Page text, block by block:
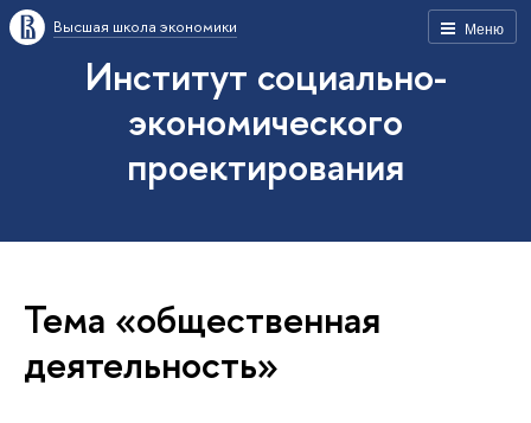
Меню
Высшая школа экономики
Институт социально-
экономического
проектирования
Тема «общественная
деятельность»